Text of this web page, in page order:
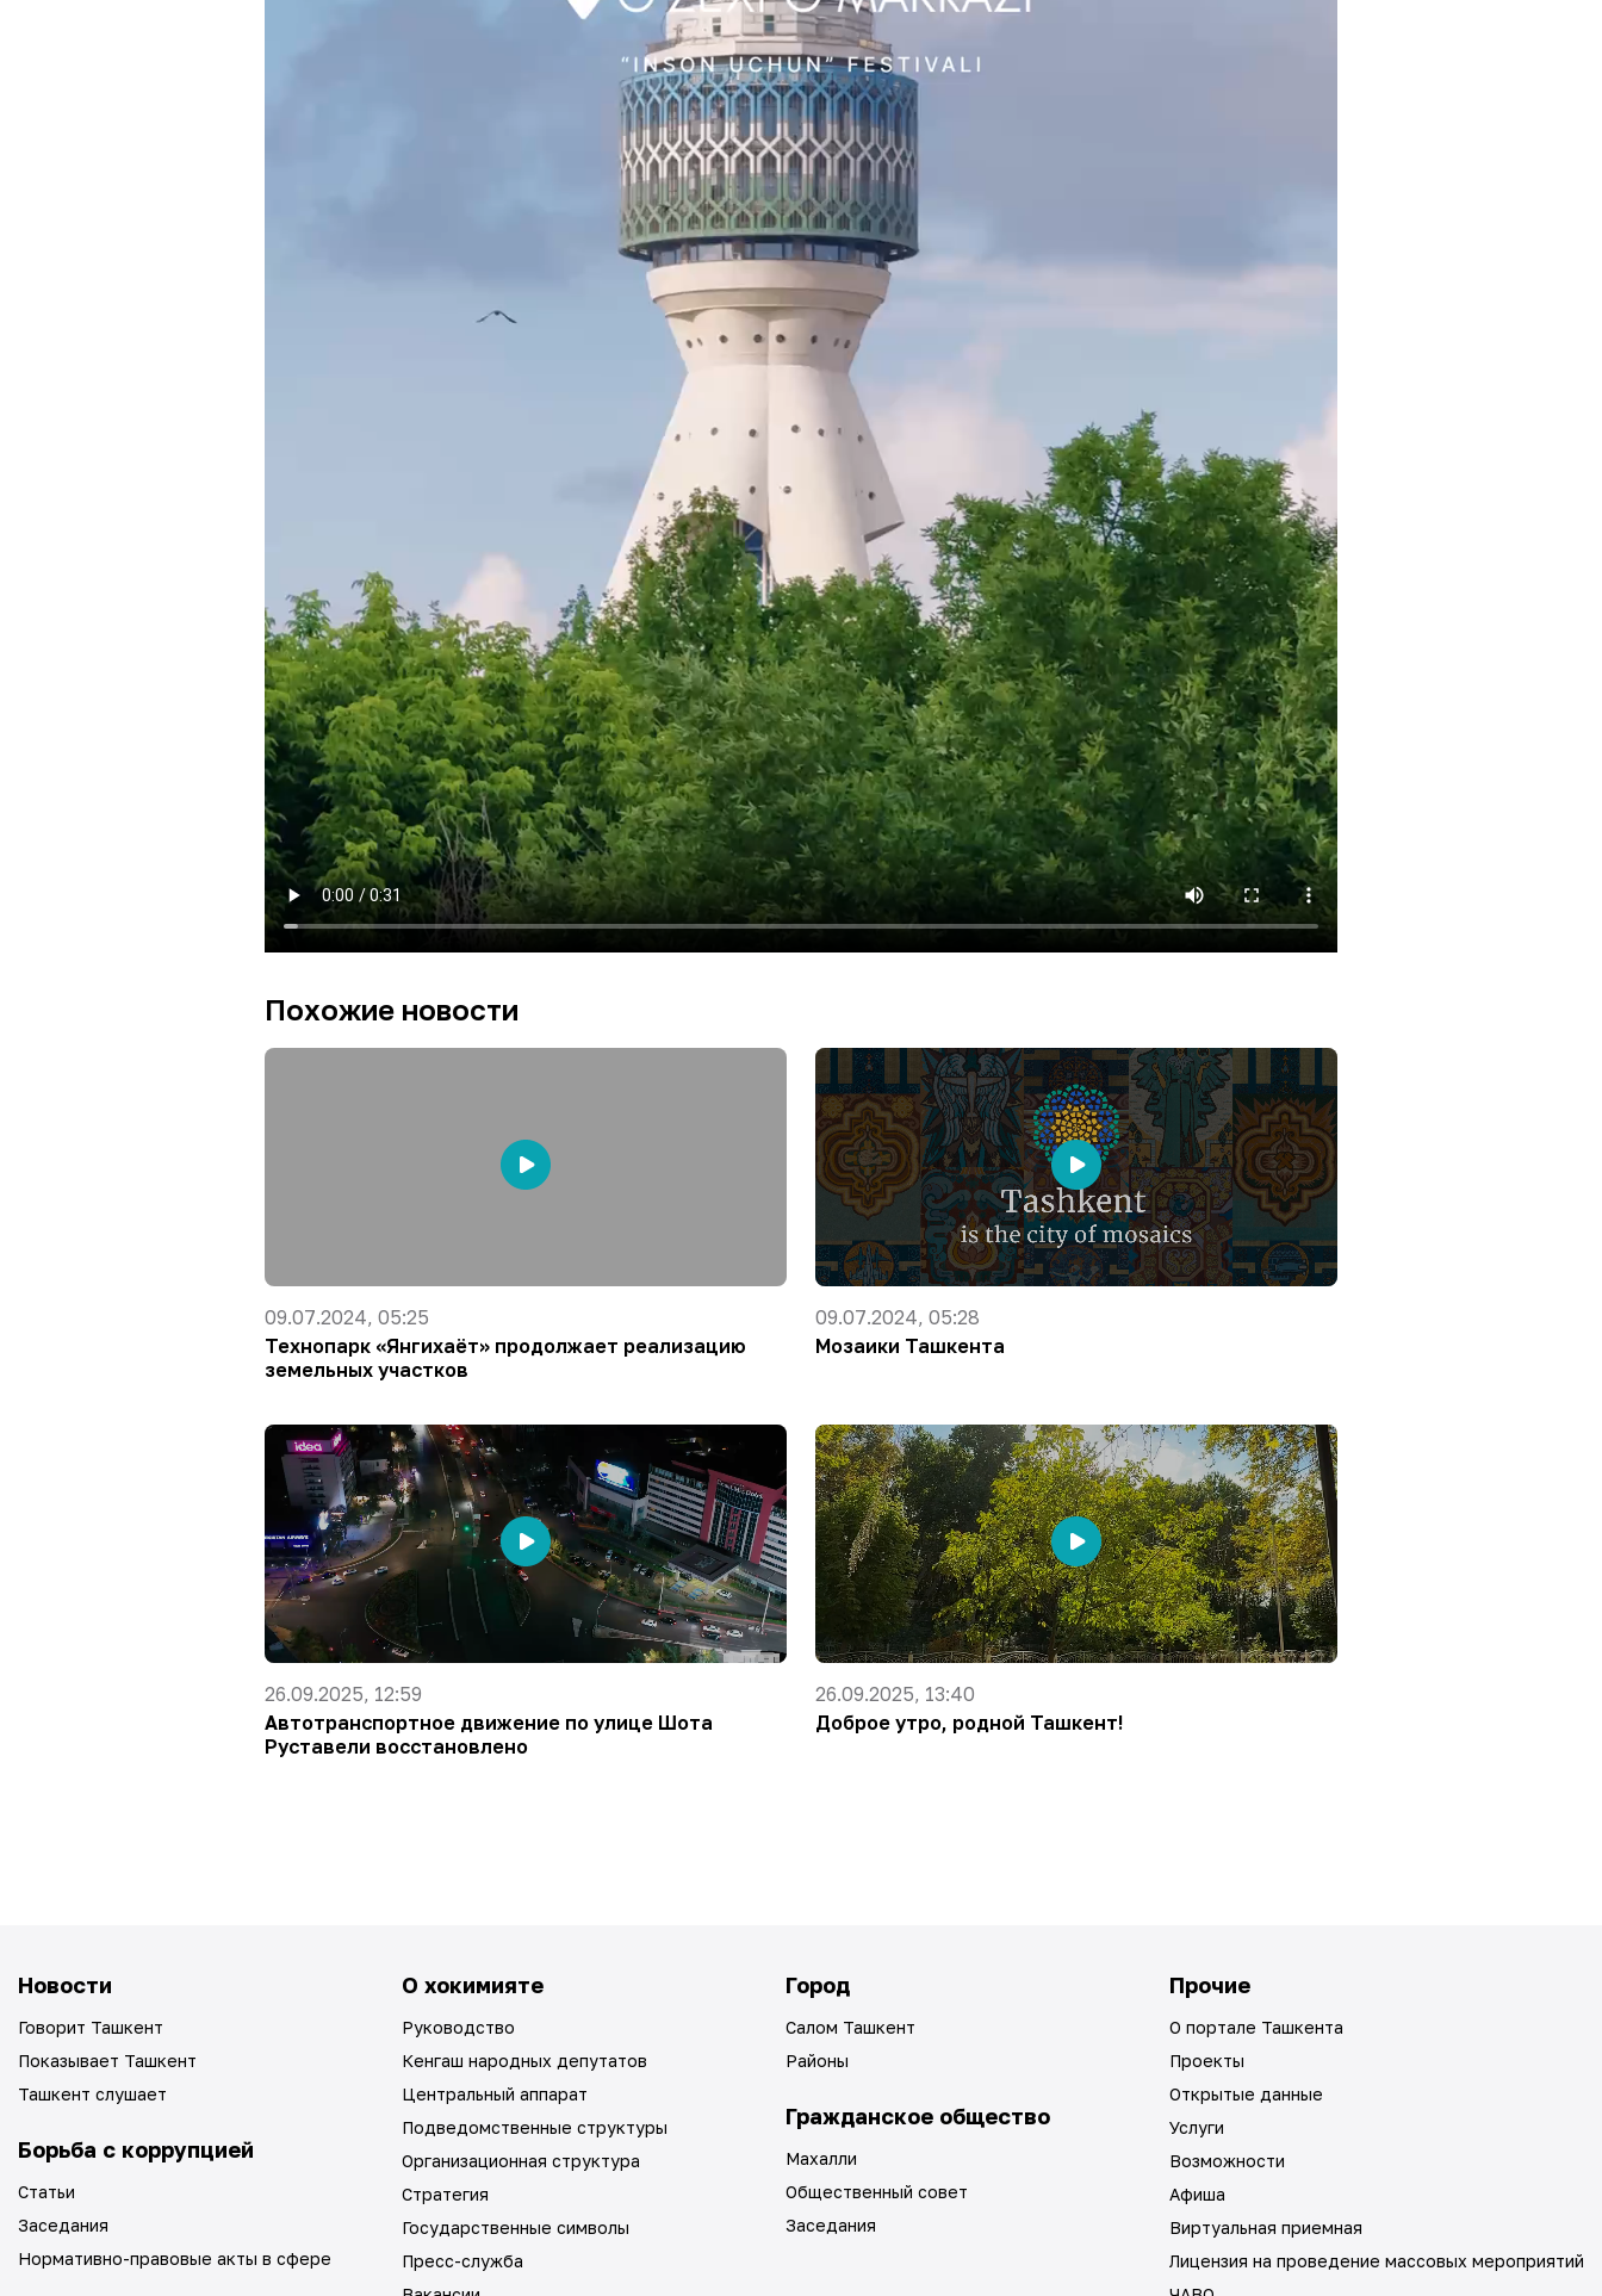
Похожие новости
09.07.2024, 05:25
Технопарк «Янгихаёт» продолжает реализацию
земельных участков
09.07.2024, 05:28
Мозаики Ташкента
26.09.2025, 12:59
Автотранспортное движение по улице Шота
Руставели восстановлено
26.09.2025, 13:40
Доброе утро, родной Ташкент!
Новости
Говорит Ташкент
Показывает Ташкент
Ташкент слушает
Борьба с коррупцией
Статьи
Заседания
Нормативно-правовые акты в сфере
О хокимияте
Руководство
Кенгаш народных депутатов
Центральный аппарат
Подведомственные структуры
Организационная структура
Стратегия
Государственные символы
Пресс-служба
Город
Салом Ташкент
Районы
Гражданское общество
Махалли
Общественный совет
Заседания
Прочие
О портале Ташкента
Проекты
Открытые данные
Услуги
Возможности
Афиша
Виртуальная приемная
Лицензия на проведение массовых мероприятий